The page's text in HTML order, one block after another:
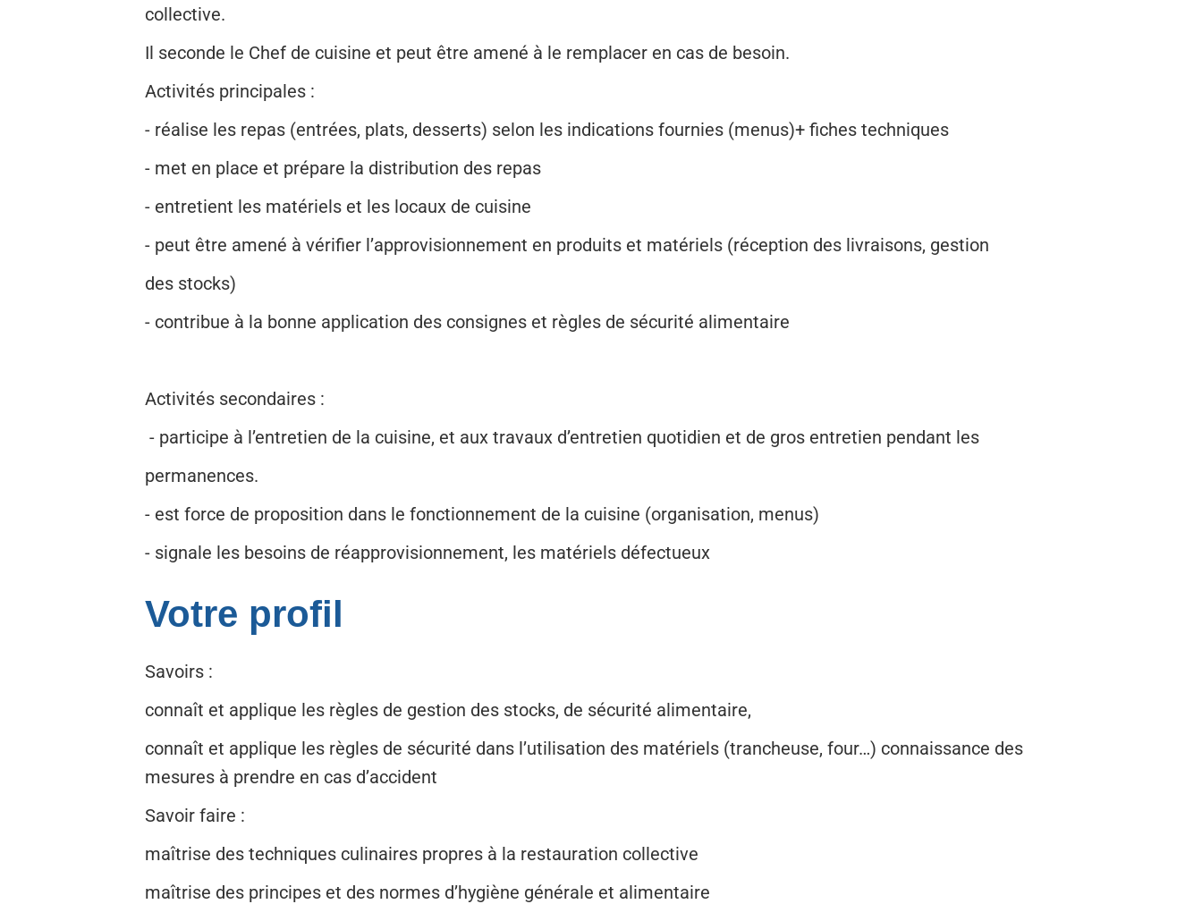
collective.
Il seconde le Chef de cuisine et peut être amené à le remplacer en cas de besoin.
Activités principales :
- réalise les repas (entrées, plats, desserts) selon les indications fournies (menus)+ fiches techniques
- met en place et prépare la distribution des repas
- entretient les matériels et les locaux de cuisine
- peut être amené à vérifier l’approvisionnement en produits et matériels (réception des livraisons, gestion
des stocks)
- contribue à la bonne application des consignes et règles de sécurité alimentaire
Activités secondaires :
- participe à l’entretien de la cuisine, et aux travaux d’entretien quotidien et de gros entretien pendant les
permanences.
- est force de proposition dans le fonctionnement de la cuisine (organisation, menus)
- signale les besoins de réapprovisionnement, les matériels défectueux
Votre profil
Savoirs :
connaît et applique les règles de gestion des stocks, de sécurité alimentaire,
connaît et applique les règles de sécurité dans l’utilisation des matériels (trancheuse, four…) connaissance des
mesures à prendre en cas d’accident
Savoir faire :
maîtrise des techniques culinaires propres à la restauration collective
maîtrise des principes et des normes d’hygiène générale et alimentaire